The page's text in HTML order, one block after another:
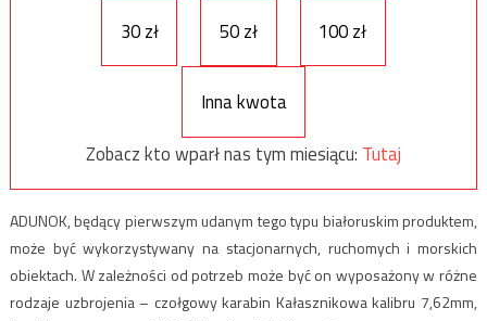
30 zł 50 zł 100 zł
Inna kwota
Zobacz kto wparł nas tym miesiącu: Tutaj
ADUNOK, będący pierwszym udanym tego typu białoruskim produktem,
może być wykorzystywany na stacjonarnych, ruchomych i morskich
obiektach. W zależności od potrzeb może być on wyposażony w różne
rodzaje uzbrojenia – czołgowy karabin Kałasznikowa kalibru 7,62mm,